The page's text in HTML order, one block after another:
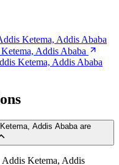
Ketema, Addis Ababa
Addis Ababa
Ketema, Addis Ababa
Addis Ababa are
Addis Ketema, Addis